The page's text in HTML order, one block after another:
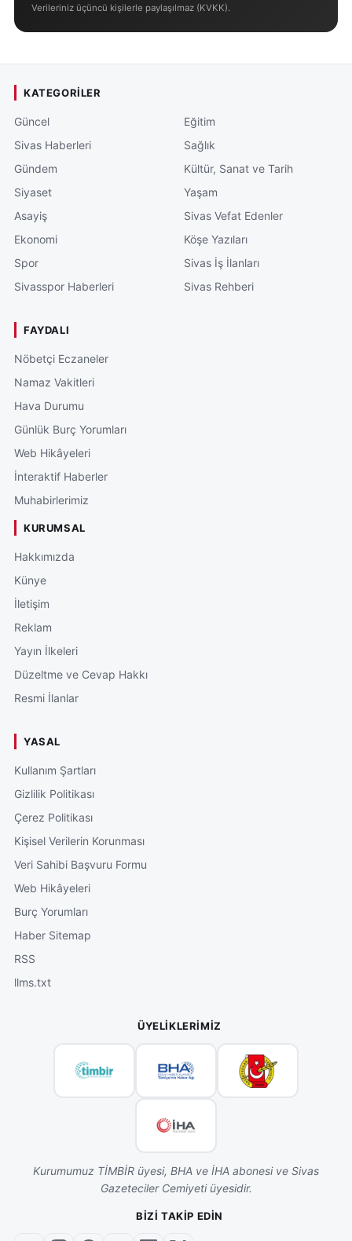
Verileriniz üçüncü kişilerle paylaşılmaz (KVKK).
KATEGORILER
Güncel
Sivas Haberleri
Gündem
Siyaset
Asayiş
Ekonomi
Spor
Sivasspor Haberleri
Eğitim
Sağlık
Kültür, Sanat ve Tarih
Yaşam
Sivas Vefat Edenler
Köşe Yazıları
Sivas İş İlanları
Sivas Rehberi
FAYDALI
Nöbetçi Eczaneler
Namaz Vakitleri
Hava Durumu
Günlük Burç Yorumları
Web Hikâyeleri
İnteraktif Haberler
Muhabirlerimiz
KURUMSAL
Hakkımızda
Künye
İletişim
Reklam
Yayın İlkeleri
Düzeltme ve Cevap Hakkı
Resmi İlanlar
YASAL
Kullanım Şartları
Gizlilik Politikası
Çerez Politikası
Kişisel Verilerin Korunması
Veri Sahibi Başvuru Formu
Web Hikâyeleri
Burç Yorumları
Haber Sitemap
RSS
llms.txt
ÜYELIKLERIMIZ
Kurumumuz TİMBİR üyesi, BHA ve İHA abonesi ve Sivas
Gazeteciler Cemiyeti üyesidir.
BIZI TAKIP EDIN